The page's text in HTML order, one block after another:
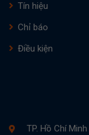
Tín hiệu
Chỉ báo
Điều kiện
TP. Hồ Chí Minh